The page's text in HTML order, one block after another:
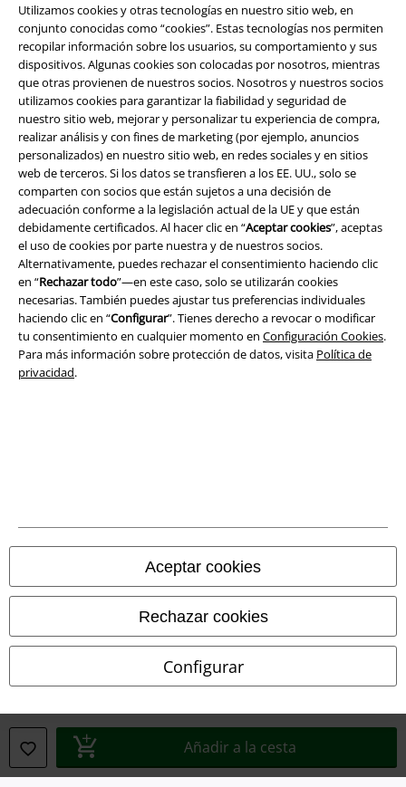
Utilizamos cookies y otras tecnologías en nuestro sitio web, en
conjunto conocidas como “cookies”. Estas tecnologías nos permiten
recopilar información sobre los usuarios, su comportamiento y sus
dispositivos. Algunas cookies son colocadas por nosotros, mientras
que otras provienen de nuestros socios. Nosotros y nuestros socios
utilizamos cookies para garantizar la fiabilidad y seguridad de
nuestro sitio web, mejorar y personalizar tu experiencia de compra,
realizar análisis y con fines de marketing (por ejemplo, anuncios
personalizados) en nuestro sitio web, en redes sociales y en sitios
web de terceros. Si los datos se transfieren a los EE. UU., solo se
comparten con socios que están sujetos a una decisión de
adecuación conforme a la legislación actual de la UE y que están
debidamente certificados. Al hacer clic en “Aceptar cookies”, aceptas
el uso de cookies por parte nuestra y de nuestros socios.
Alternativamente, puedes rechazar el consentimiento haciendo clic
en “Rechazar todo”—en este caso, solo se utilizarán cookies
necesarias. También puedes ajustar tus preferencias individuales
haciendo clic en “Configurar”. Tienes derecho a revocar o modificar
tu consentimiento en cualquier momento en Configuración Cookies.
Para más información sobre protección de datos, visita Política de
privacidad.
Aceptar cookies
Rechazar cookies
Configurar
Añadir a la cesta
¡Descarga la nueva App EMP totalmente GRATIS y disfruta de todas
sus nuevas funciones y ventajas!
A Warner Music Group Company
Seguridad
Términos y Condiciones
Ley protección de datos
Declaración de Conformidad
Información sobre accesibilidad